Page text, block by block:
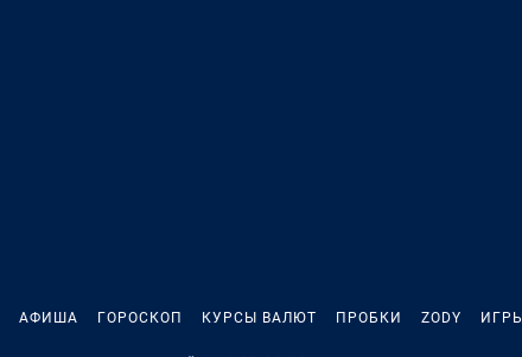
АФИША ГОРОСКОП КУРСЫ ВАЛЮТ ПРОБКИ ZODY ИГРЫ